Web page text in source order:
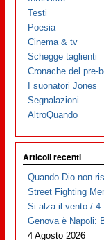
Testi
Poesia
Cinema & tv
Schegge taglienti
Cronache del pre-
I suonatori Jones
Segnalazioni
AltroQuando
Articoli recenti
Quando Dio non
Street Fighting
Si alza il vento / 4
Genova è Napoli:
4 Agosto 2026